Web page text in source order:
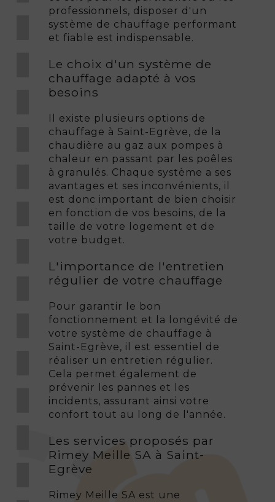
professionnels, disposer d'un
système de chauffage performant
et fiable est indispensable.
Le choix d'un système de
chauffage adapté à vos
besoins
Il existe plusieurs options de
chauffage à Saint-Egrève, de la
chaudière au gaz aux pompes à
chaleur en passant par les poêles
à granulés. Chaque système a ses
avantages et ses inconvénients, il
est donc important de bien choisir
en fonction de vos besoins, de la
taille de votre logement et de
votre budget.
L'importance de l'entretien
régulier de votre chauffage
Pour garantir le bon
fonctionnement et la longévité de
votre système de chauffage à
Saint-Egrève, il est essentiel de
réaliser un entretien régulier.
Cela permet également de
prévenir les pannes et les
incidents, assurant ainsi votre
confort tout au long de l'année.
Les services proposés par
Rimey Meille SA à Saint-
Egrève
Rimey Meille SA est une